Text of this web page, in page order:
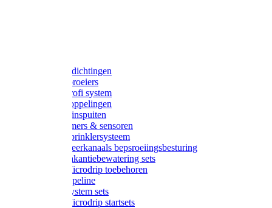
Gardena afdichtingen
Gardena sproeiers
Gardena Profi system
Gardena koppelingen
Gardena tuinspuiten
Gardena timers & sensoren
Gardena Sprinklersysteem
Gardena meerkanaals bepsroeiingsbesturing
Gardena vakantiebewatering sets
Gardena Microdrip toebehoren
Gardena Pipeline
Gardena System sets
Gardena Microdrip startsets